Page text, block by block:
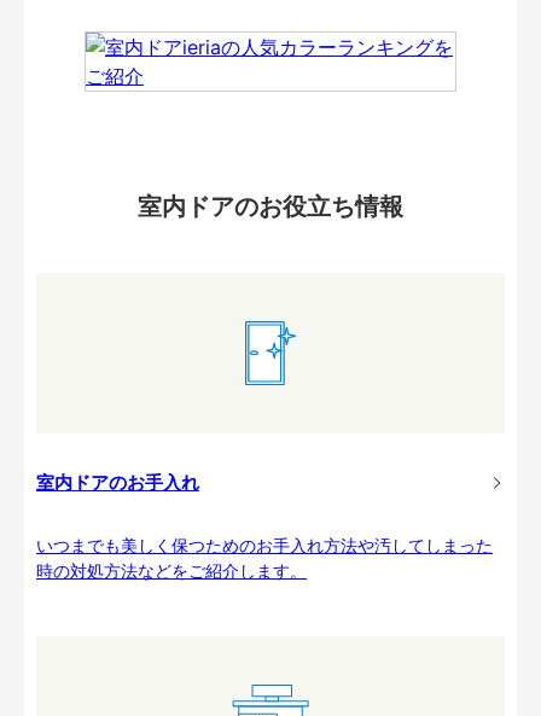
室内ドアのお役立ち情報
室内ドアのお手入れ
いつまでも美しく保つためのお手入れ方法や汚してしまった
時の対処方法などをご紹介します。